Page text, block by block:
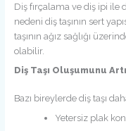
Diş fırçalama ve diş ipi ile
nedeni diş taşının sert
taşının ağız sağlığı
olabilir.
Diş Taşı Oluşumunu
Bazı bireylerde diş taşı
Yetersiz plak